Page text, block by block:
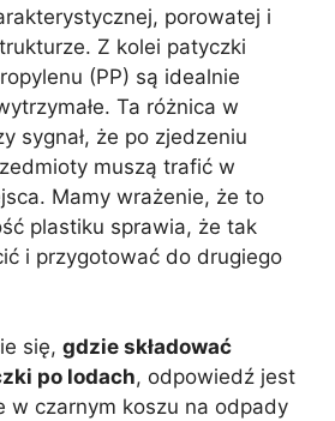
porowatej i
Z kolei patyczki
(PP) są idealnie
Ta różnica w
sygnał, że po zjedzeniu
muszą trafić w
Mamy wrażenie, że to
plastiku sprawia, że tak
i przygotować do drugiego
się, gdzie składować
po lodach, odpowiedź jest
w czarnym koszu na odpady